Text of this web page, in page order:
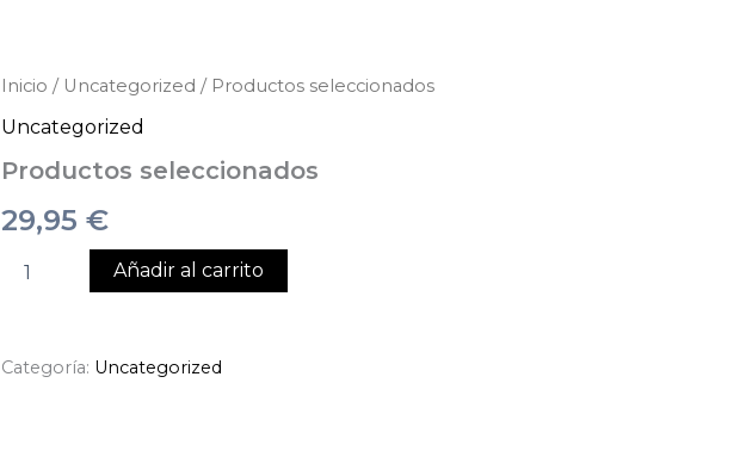
Inicio / Uncategorized / Productos seleccionados
Uncategorized
Productos seleccionados
29,95 €
Productos
cantidad
Añadir al carrito
Categoría: Uncategorized